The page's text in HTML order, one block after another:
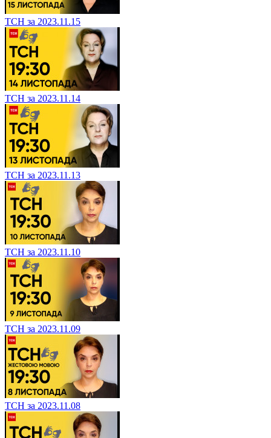
ТСН за 2023.11.15
ТСН за 2023.11.14
ТСН за 2023.11.13
ТСН за 2023.11.10
ТСН за 2023.11.09
ТСН за 2023.11.08